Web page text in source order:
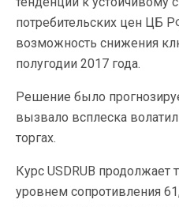
потребительских цен ЦБ
возможность снижения
полугодии 2017 года.
Решение было
вызвало всплеска
торгах.
Курс USDRUB продолжает
уровнем сопротивления